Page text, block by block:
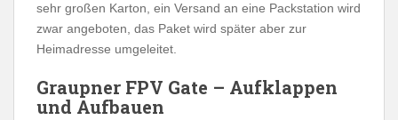
sehr großen Karton, ein Versand an eine Packstation wird
zwar angeboten, das Paket wird später aber zur
Heimadresse umgeleitet.
Graupner FPV Gate – Aufklappen
und Aufbauen